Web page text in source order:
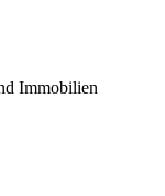
Immobilien